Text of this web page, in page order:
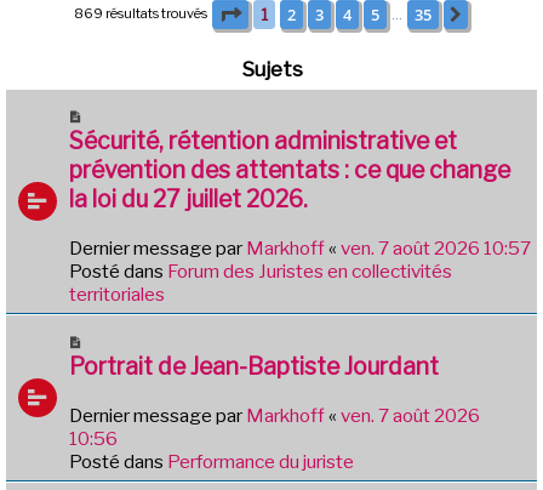
869 résultats trouvés Page 1sur35
1 2 3 4 5 35
Sujets
o
u
v
e
u
m
e
s
a
e
Sécurité, rétention administrative et
prévention des attentats : ce que change
la loi du 27 juillet 2026.
Dernier message par Markhoff« ven. 7 août 2026 10:57
Posté dans Forum des Juristes en collectivités
territoriales
o
v
e
a
u
Portrait de Jean-Baptiste Jourdant
Dernier message par Markhoff« ven. 7 août 2026
10:56
Posté dans Performance du juriste